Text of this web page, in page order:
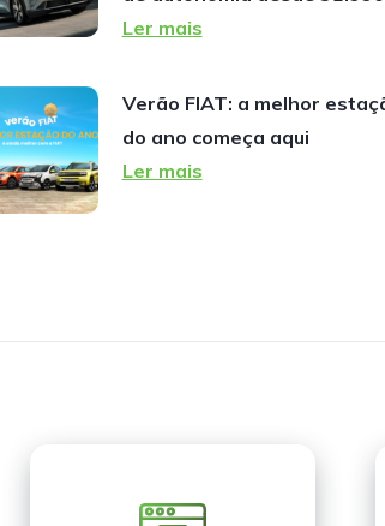
Ler mais
Verão FIAT: a melhor
do ano começa aqui
Ler mais